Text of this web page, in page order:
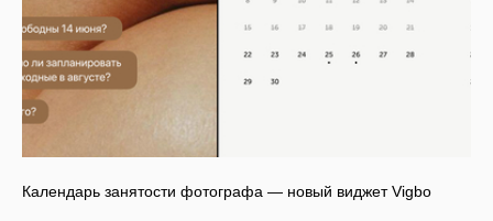
Календарь занятости фотографа — новый виджет Vigbo